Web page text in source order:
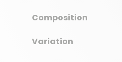
Composition
Variation